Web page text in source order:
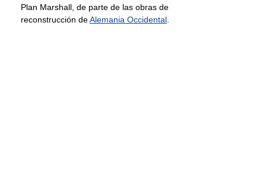
Plan Marshall, de parte de las obras de
reconstrucción deAlemania Occidental